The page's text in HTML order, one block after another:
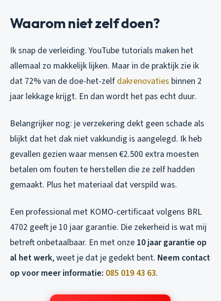
Waarom niet zelf doen?
Ik snap de verleiding. YouTube tutorials maken het
allemaal zo makkelijk lijken. Maar in de praktijk zie ik
dat 72% van de doe-het-zelf dakrenovaties binnen 2
jaar lekkage krijgt. En dan wordt het pas echt duur.
Belangrijker nog: je verzekering dekt geen schade als
blijkt dat het dak niet vakkundig is aangelegd. Ik heb
gevallen gezien waar mensen €2.500 extra moesten
betalen om fouten te herstellen die ze zelf hadden
gemaakt. Plus het materiaal dat verspild was.
Een professional met KOMO-certificaat volgens BRL
4702 geeft je 10 jaar garantie. Die zekerheid is wat mij
betreft onbetaalbaar. En met onze 10 jaar garantie op
al het werk, weet je dat je gedekt bent. Neem contact
op voor meer informatie: 085 019 43 63.